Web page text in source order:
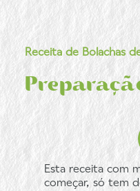
Receita de Bolachas
Esta receita com
começar, só tem